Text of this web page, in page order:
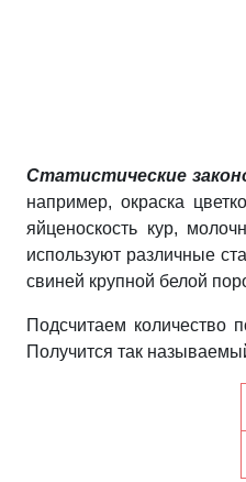
Статистические
например, окраска
яйценоскость кур,
используют различные
свиней крупной белой
Подсчитаем количество
Получится так